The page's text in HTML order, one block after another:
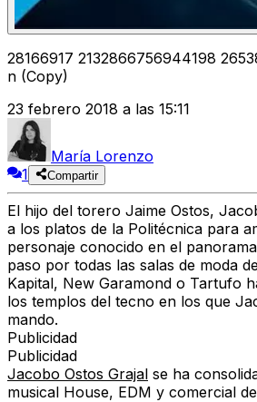
28166917 2132866756944198
n (Copy)
23 febrero 2018 a las 15:11
María Lorenzo
1
Compartir
El hijo del torero Jaime Ostos,
a los platos de la Politécnica para
personaje conocido en el
paso por todas las salas de moda
Kapital, New Garamond o Tartufo
los templos del tecno en los que
mando.
Publicidad
Publicidad
Jacobo Ostos Grajal se ha
musical House, EDM y comercial